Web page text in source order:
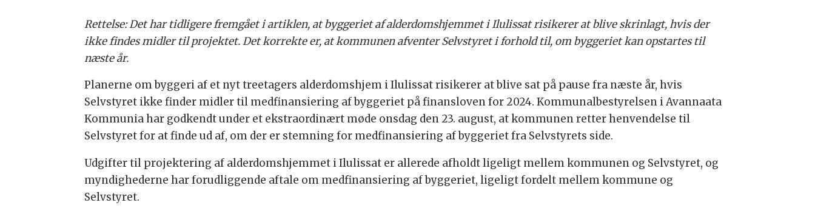
Rettelse: Det har tidligere fremgået i artiklen, at byggeriet af alderdomshjemmet i Ilulissat risikerer at blive skrinlagt, hvis der
ikke findes midler til projektet. Det korrekte er, at kommunen afventer Selvstyret i forhold til, om byggeriet kan opstartes til
næste år.
Planerne om byggeri af et nyt treetagers alderdomshjem i Ilulissat risikerer at blive sat på pause fra næste år, hvis
Selvstyret ikke finder midler til medfinansiering af byggeriet på finansloven for 2024. Kommunalbestyrelsen i Avannaata
Kommunia har godkendt under et ekstraordinært møde onsdag den 23. august, at kommunen retter henvendelse til
Selvstyret for at finde ud af, om der er stemning for medfinansiering af byggeriet fra Selvstyrets side.
Udgifter til projektering af alderdomshjemmet i Ilulissat er allerede afholdt ligeligt mellem kommunen og Selvstyret, og
myndighederne har forudliggende aftale om medfinansiering af byggeriet, ligeligt fordelt mellem kommune og
Selvstyret.